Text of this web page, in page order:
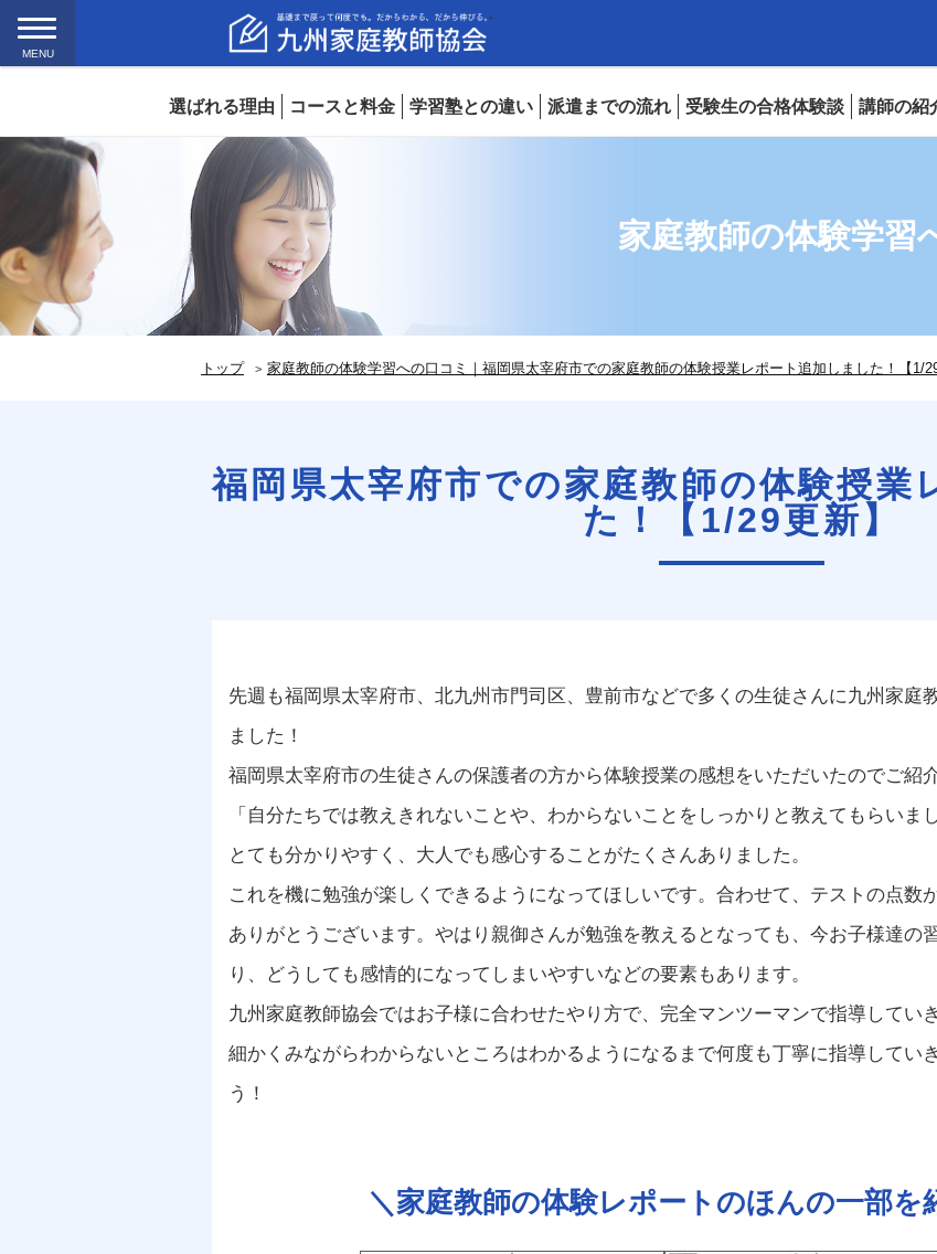
MENU
選ばれる理由 コースと料金 学習塾との違い 派遣までの流れ 受験生の合格体験談 講師の紹
家庭教師の体験学習
トップ 家庭教師の体験学習への口コミ｜福岡県太宰府市での家庭教師の体験授業レポート追加しました！【1/29
福岡県太宰府市での家庭教師の体験授業
た！【1/29更新】
先週も福岡県太宰府市、北九州市門司区、豊前市などで多くの生徒さんに九州家庭
ました！
福岡県太宰府市の生徒さんの保護者の方から体験授業の感想をいただいたのでご紹
「自分たちでは教えきれないことや、わからないことをしっかりと教えてもらいまし
とても分かりやすく、大人でも感心することがたくさんありました。
これを機に勉強が楽しくできるようになってほしいです。合わせて、テストの点数
ありがとうございます。やはり親御さんが勉強を教えるとなっても、今お子様達の
り、どうしても感情的になってしまいやすいなどの要素もあります。
九州家庭教師協会ではお子様に合わせたやり方で、完全マンツーマンで指導してい
細かくみながらわからないところはわかるようになるまで何度も丁寧に指導してい
う！
＼ 家庭教師の体験レポートのほんの一部を